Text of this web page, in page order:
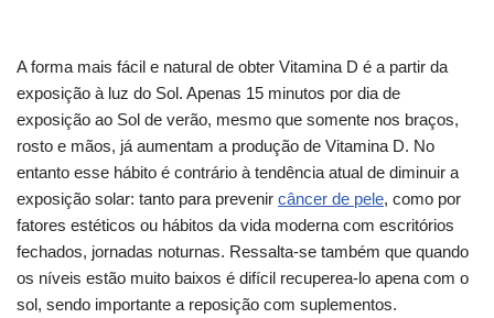
A forma mais fácil e natural de obter Vitamina D é a partir da
exposição à luz do Sol. Apenas 15 minutos por dia de
exposição ao Sol de verão, mesmo que somente nos braços,
rosto e mãos, já aumentam a produção de Vitamina D. No
entanto esse hábito é contrário à tendência atual de diminuir a
exposição solar: tanto para prevenir câncer de pele, como por
fatores estéticos ou hábitos da vida moderna com escritórios
fechados, jornadas noturnas. Ressalta-se também que quando
os níveis estão muito baixos é difícil recuperea-lo apena com o
sol, sendo importante a reposição com suplementos.